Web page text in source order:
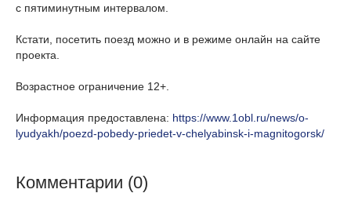
с пятиминутным интервалом.
Кстати, посетить поезд можно и в режиме онлайн на сайте
проекта.
Возрастное ограничение 12+.
Информация предоставлена: https://www.1obl.ru/news/o-
lyudyakh/poezd-pobedy-priedet-v-chelyabinsk-i-magnitogorsk/
Комментарии (0)